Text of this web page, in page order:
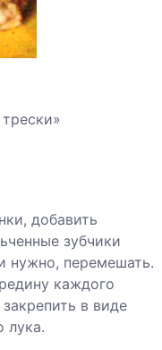
добавить
зубчики
нужно, перемешать.
каждого
в виде
лука.